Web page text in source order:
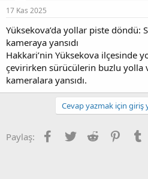
u
b
a
l
a
t
a
n
g
ı
ç
a
r
i
h
i
17 Kas 2025
Yüksekova’da yollar piste döndü:
kameraya yansıdı
Hakkari’nin Yüksekova ilçesinde
çevirirken sürücülerin buzlu yolla
kameralara yansıdı.
Cevap yazmak için giriş
Paylaş: Facebook
Twitter Reddit